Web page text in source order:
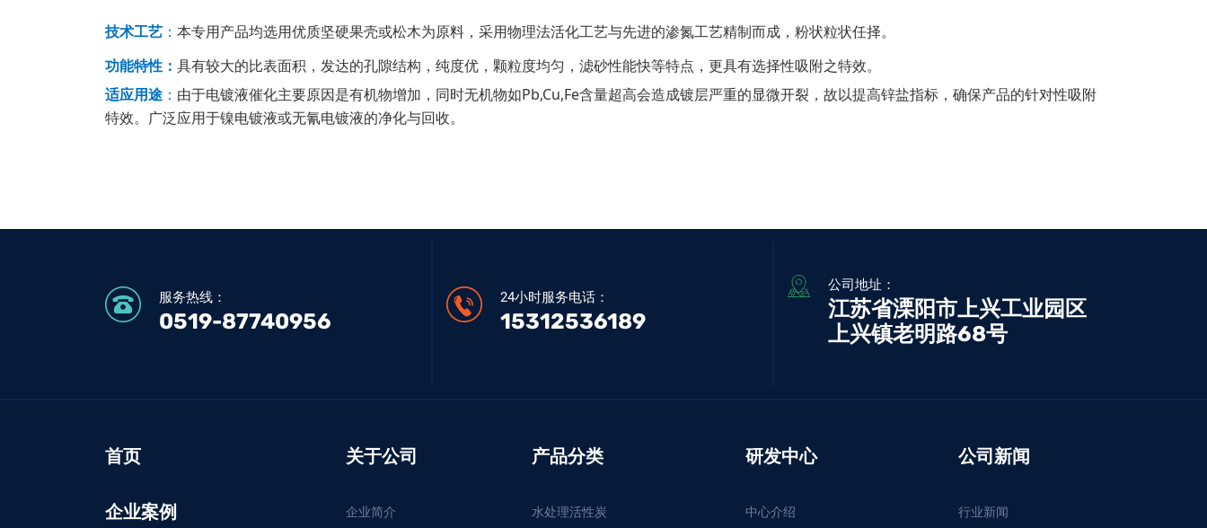
技术工艺 ： 本专用产品均选用优质坚硬果壳或松木为原料，采用物理法活化工艺与先进的渗氮工艺精制而成，粉状粒状任择。
功能特性： 具有较大的比表面积，发达的孔隙结构，纯度优，颗粒度均匀，滤砂性能快等特点，更具有选择性吸附之特效。
适应用途 ： 由于电镀液催化主要原因是有机物增加，同时无机物如Pb,Cu,Fe含量超高会造成镀层严重的显微开裂，故以提高锌盐指标，确保产品的针对性吸附
特效。广泛应用于镍电镀液或无氰电镀液的净化与回收。
服务热线：
0519-87740956
24小时服务电话：
15312536189
公司地址：
江苏省溧阳市上兴工业园区
上兴镇老明路68号
首页
企业案例
关于公司
企业简介
产品分类
水处理活性炭
研发中心
中心介绍
公司新闻
行业新闻